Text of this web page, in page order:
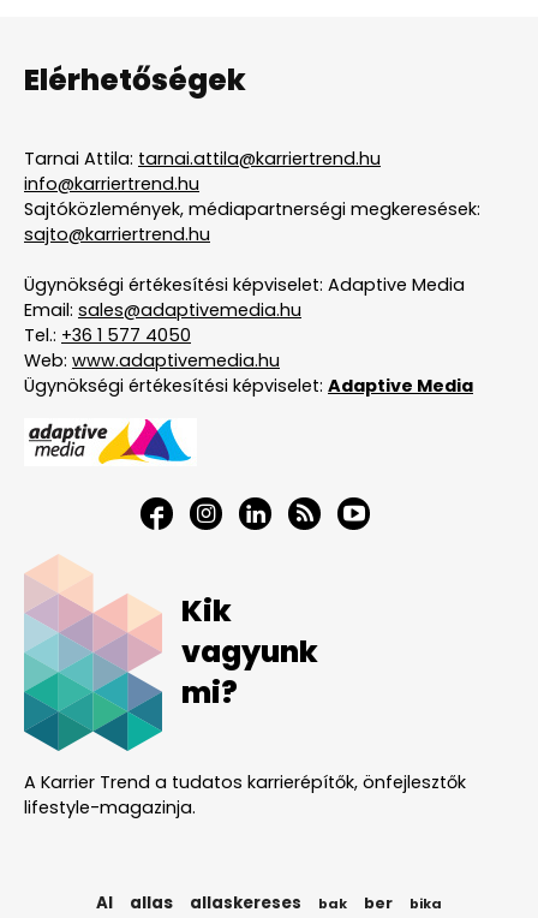
Elérhetőségek
Tarnai Attila: tarnai.attila@karriertrend.hu
info@karriertrend.hu
Sajtóközlemények, médiapartnerségi megkeresések:
sajto@karriertrend.hu
Ügynökségi értékesítési képviselet: Adaptive Media
Email: sales@adaptivemedia.hu
Tel.: +36 1 577 4050
Web: www.adaptivemedia.hu
Ügynökségi értékesítési képviselet: Adaptive Media
Kik
vagyunk
mi?
A Karrier Trend a tudatos karrierépítők, önfejlesztők
lifestyle-magazinja.
AI allas allaskereses bak ber bika